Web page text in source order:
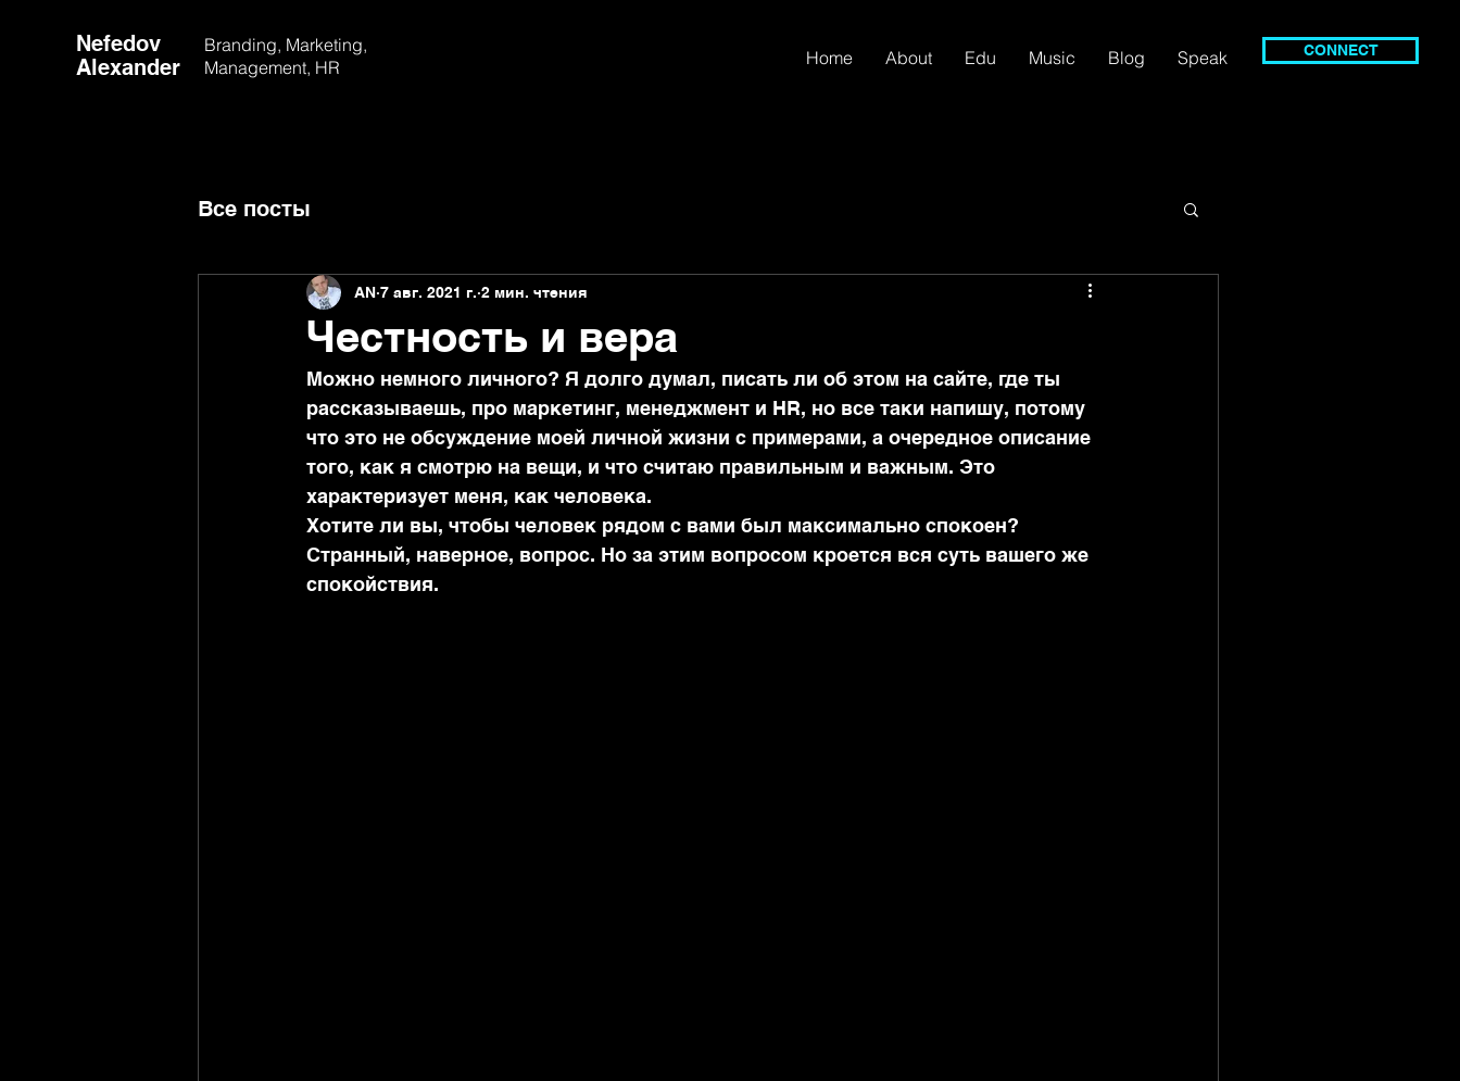
Nefedov
Alexander
Branding, Marketing,
Management, HR
Home About Edu Music Blog Speak CONNECT
Все посты
Честность и вера
AN 7 авг. 2021 г. 2 мин. чтения
Можно немного личного? Я долго думал, писать ли об этом на сайте, где ты
рассказываешь, про маркетинг, менеджмент и HR, но все таки напишу, потому
что это не обсуждение моей личной жизни с примерами, а очередное описание
того, как я смотрю на вещи, и что считаю правильным и важным. Это
характеризует меня, как человека.
Хотите ли вы, чтобы человек рядом с вами был максимально спокоен?
Странный, наверное, вопрос. Но за этим вопросом кроется вся суть вашего же
спокойствия.